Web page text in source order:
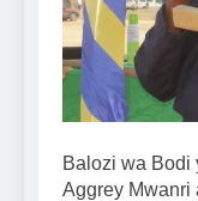
Balozi wa Bodi
Aggrey Mwanri